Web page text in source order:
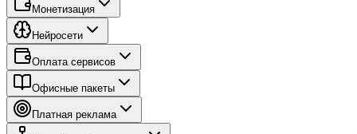
Монетизация
Нейросети
Оплата сервисов
Офисные пакеты
Платная реклама